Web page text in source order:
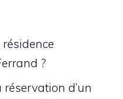
?
d’un